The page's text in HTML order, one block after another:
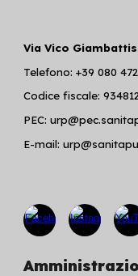
Via Vico
Telefono: +39 080
Codice fiscale:
PEC:
E-mail: